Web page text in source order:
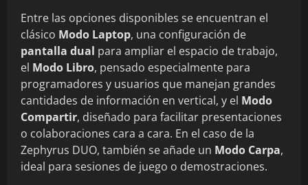
Entre las opciones disponibles se encuentran el
clásico Modo Laptop, una configuración de
pantalla dual para ampliar el espacio de trabajo,
el Modo Libro, pensado especialmente para
programadores y usuarios que manejan grandes
cantidades de información en vertical, y el Modo
Compartir, diseñado para facilitar presentaciones
o colaboraciones cara a cara. En el caso de la
Zephyrus DUO, también se añade un Modo Carpa,
ideal para sesiones de juego o demostraciones.